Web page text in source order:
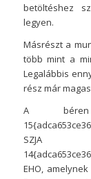
betöltéshez
legyen.
Másrészt a
több mint a
Legalábbis
rész már
A
EHO,